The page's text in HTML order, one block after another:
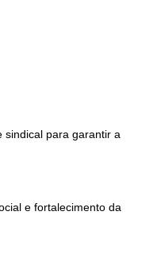
sindical para garantir a
e fortalecimento da